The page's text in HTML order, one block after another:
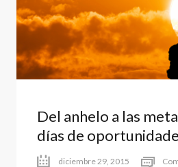
Del anhelo a las
días de
diciembre 29, 2015